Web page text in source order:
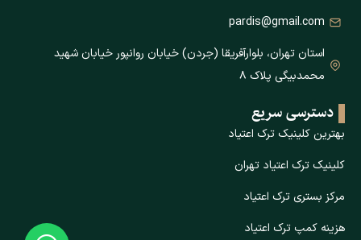
pardis@gmail.com
استان تهران، بلوارآفریقا (جردن) خیابان روانپور خیابان شهید
محمدبیگی پلاک ۸
دسترسی سریع
بهترین کلینیک ترک اعتیاد
کلینیک ترک اعتیاد تهران
مرکز بستری ترک اعتیاد
هزینه کمپ ترک اعتیاد